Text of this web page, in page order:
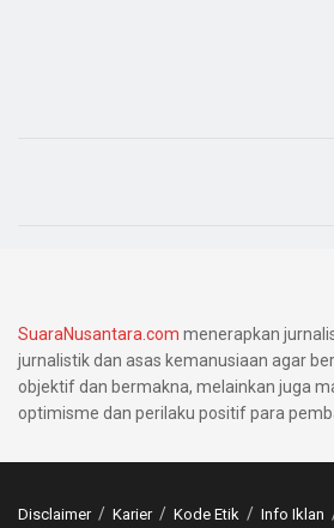
SuaraNusantara.com menerapkan
jurnalistik dan asas kemanusiaan agar
objektif dan bermakna, melainkan juga
optimisme dan perilaku positif para
Disclaimer Karier Kode Etik Info Iklan